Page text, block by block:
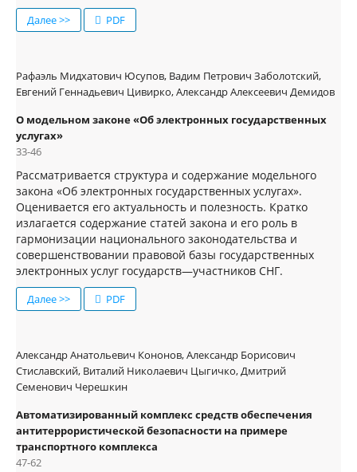
Далее >> PDF
Рафаэль Мидхатович Юсупов, Вадим Петрович Заболотский,
Евгений Геннадьевич Цивирко, Александр Алексеевич Демидов
О модельном законе «Об электронных государственных
услугах»
33-46
Рассматривается структура и содержание модельного
закона «Об электронных государственных услугах».
Оценивается его актуальность и полезность. Кратко
излагается содержание статей закона и его роль в
гармонизации национального законодательства и
совершенствовании правовой базы государственных
электронных услуг государств—участников СНГ.
Далее >> PDF
Александр Анатольевич Кононов, Александр Борисович
Стиславский, Виталий Николаевич Цыгичко, Дмитрий
Семенович Черешкин
Автоматизированный комплекс средств обеспечения
антитеррористической безопасности на примере
транспортного комплекса
47-62